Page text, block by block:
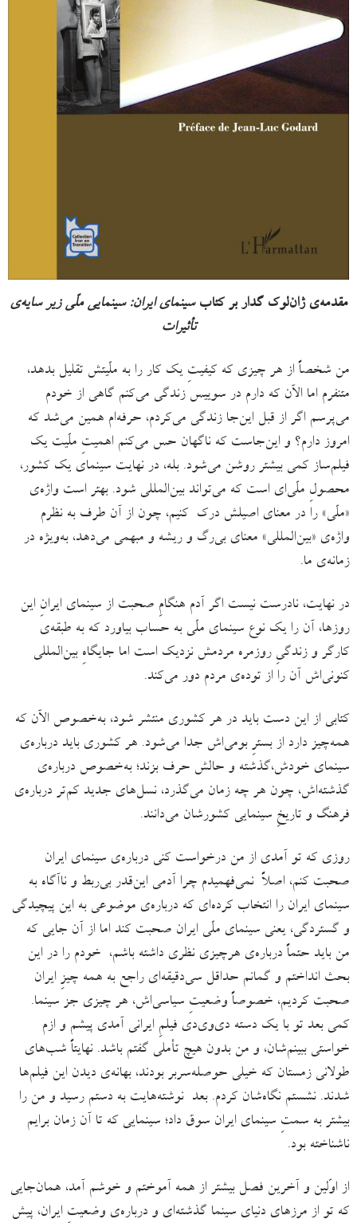
مقدمه‌ی ژان‌لوک گدار بر کتابسینمای ایران: سینمایی ملّی زیر سایه‌ی
تأثیرات
من شخصاً از هر چیزی که کیفیتِ یک کار را به ملّیتش تقلیل بدهد،
متنفرم اما الآن که دارم در سوییس زندگی می‌کنم گاهی از خودم
می‌پرسم اگر از قبل این‌جا زندگی می‌کردم، حرفه‌ام همین می‌شد که
امروز دارم؟ و این‌جاست که ناگهان حس می‌کنم اهمیتِ ملّیت یک
فیلم‌ساز کمی بیشتر روشن می‌شود. بله، در نهایت سینمای یک کشور،
محصولِ ملّی‌ای است که می‌تواند بین‌المللی شود. بهتر است واژه‌ی
«ملّی» را در معنای اصیلش درک کنیم، چون از آن طرف به نظرم
واژه‌ی «بین‌المللی» معنای بی‌رگ ‌و ‌ریشه و مبهمی می‌دهد، به‌ویژه در
زمانه‌ی ما.
در نهایت، نادرست نیست اگر آدم هنگامِ صحبت از سینمای ایرانِ این
روزها، آن را یک نوع سینمای ملّی به حساب بیاورد که به طبقه‌ی
کارگر و زندگیِ روزمره‌ مردمش نزدیک است اما جایگاهِ بین‌المللی
کنونی‌اش آن را از توده‌ی مردم دور می‌کند‌.
کتابی از این دست باید در هر کشوری منتشر شود، به‌خصوص الآن که
همه‌چیز دارد از بسترِ بومی‌اش جدا می‌شود. هر کشوری باید درباره‌ی
سینمای خودش،‌گذشته و حالش حرف بزند؛ به‌خصوص درباره‌ی
گذشته‌اش، چون هر چه زمان می‌گذرد، نسل‌های جدید کم‌تر درباره‌ی
فرهنگ و تاریخِ سینمایی کشورشان می‌دانند.
روزی که تو آمدی از من درخواست کنی درباره‌ی سینمای ایران
صحبت کنم، اصلاً نمی‌فهمیدم چرا آدمی این‌قدر بی‌ربط و ناآگاه به
سینمای ایران را انتخاب کرده‌ای که درباره‌ی موضوعی به این پیچیدگی
و گستردگی، یعنی سینمای ملّی ایران صحبت کند اما از آن جایی که
من باید حتماً درباره‌ی هرچیزی نظری داشته باشم، خودم را در این
بحث انداختم و گمانم حداقل سی‌دقیقه‌ای راجع به همه چیزِ ایران
صحبت کردیم، خصوصاً وضعیتِ سیاسی‌اش، هر چیزی جز سینما.
کمی بعد تو با یک دسته دی‌وی‌دی فیلمِ ایرانی آمدی پیشم و ازم
خواستی ببینم‌شان، و من بدون هیچ تأملی گفتم باشد. نهایتاً شب‌های
طولانی زمستان که خیلی حوصله‌سربر بودند، بهانه‌ی دیدن این فیلم‌ها
شدند. نشستم نگاه‌شان کردم. بعد نوشته‌هایت به دستم رسید و من را
بیشتر به سمتِ سینمای ایران سوق داد؛ سینمایی که تا آن زمان برایم
ناشناخته بود.
از اوّلین و آخرین فصل بیشتر از همه آموختم و خوشم آمد،‌ همان‌جایی
که تو از مرزهای دنیای سینما گذشته‌ای و درباره‌ی وضعیتِ ایران، پیش